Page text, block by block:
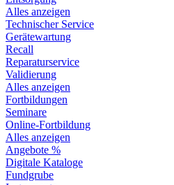
Alles anzeigen
Technischer Service
Gerätewartung
Recall
Reparaturservice
Validierung
Alles anzeigen
Fortbildungen
Seminare
Online-Fortbildung
Alles anzeigen
Angebote %
Digitale Kataloge
Fundgrube